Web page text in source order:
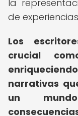
la
de
Los
crucial
narrativas
un mundo